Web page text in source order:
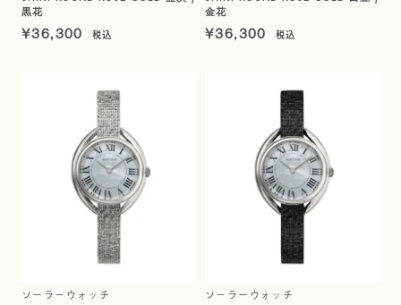
黒花
¥36,300
金花
¥36,300
ソーラーウォッチ ソーラーウォッチ